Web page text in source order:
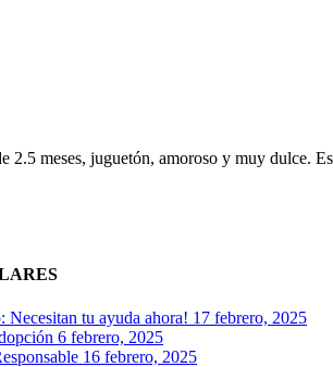
2.5 meses, juguetón, amoroso y muy dulce.
Necesitan tu ayuda ahora! 17 febrero, 2025
6 febrero, 2025
16 febrero, 2025